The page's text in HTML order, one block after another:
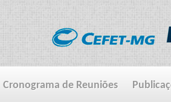
Cronograma de Reuniões